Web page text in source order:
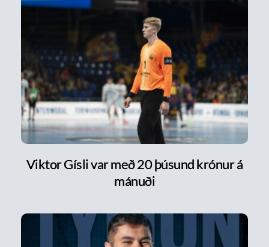
Viktor Gísli var með 20 þúsund krónur á
mánuði